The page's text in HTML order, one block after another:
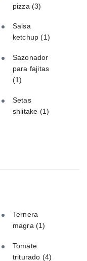
pizza(3)
Salsa
ketchup(1)
Sazonador
para fajitas
(1)
Setas
shiitake (1)
Ternera
magra(1)
Tomate
triturado (4)